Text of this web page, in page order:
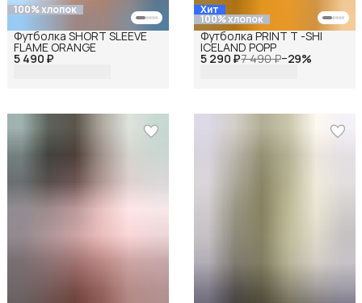
100% хлопок
5 490 ₽
Футболка SHORT SLEEVE
FLAME ORANGE
Хит
100% хлопок
5 290 ₽7 490 ₽−29%
Футболка PRINT T -SHI
ICELAND POPP